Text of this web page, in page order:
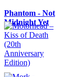
Phantom - Not
Midnight Yet